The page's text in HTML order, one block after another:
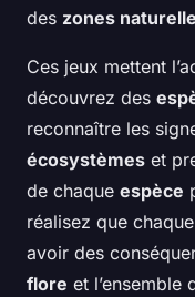
des zones
Ces jeux mettent
découvrez des
reconnaître les
écosystèmes et
de chaque espèce
réalisez que
avoir des
flore et l’ensemble